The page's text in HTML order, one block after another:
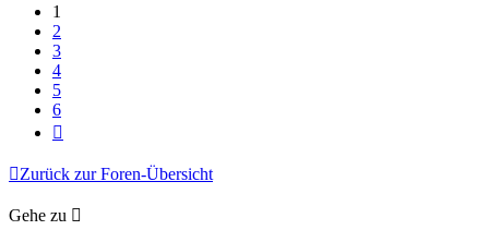
1
2
3
4
5
6
Zurück zur Foren-Übersicht
Gehe zu